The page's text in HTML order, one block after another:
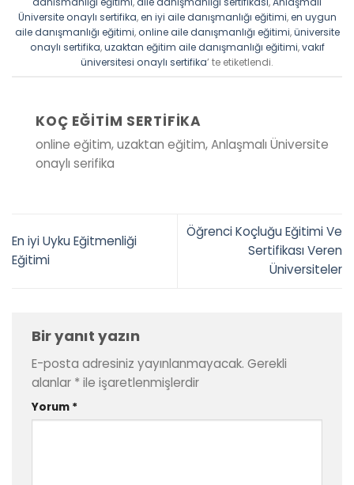
Üniversite onaylı sertifika,en iyi aile danışmanlığı eğitimi,en uygun
aile danışmanlığı eğitimi,online aile danışmanlığı eğitimi,üniversite
onaylı sertifika,uzaktan eğitim aile danışmanlığı eğitimi,vakıf
üniversitesi onaylı sertifika’ te etiketlendi.
KOÇ EĞITIM SERTIFIKA
online eğitim, uzaktan eğitim, Anlaşmalı Üniversite
onaylı serifika
En iyi Uyku Eğitmenliği
Eğitimi
Öğrenci Koçluğu Eğitimi Ve
Sertifikası Veren
Üniversiteler
Bir yanıt yazın
E-posta adresiniz yayınlanmayacak. Gerekli
alanlar * ile işaretlenmişlerdir
Yorum *